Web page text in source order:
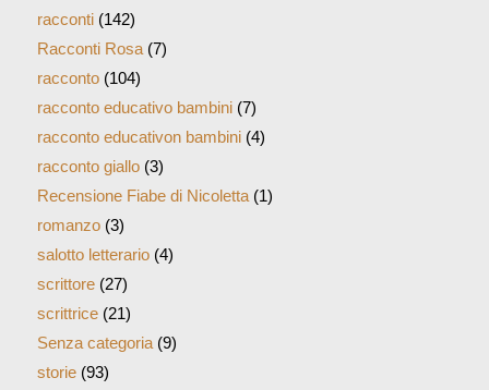
racconti(142)
Racconti Rosa(7)
racconto(104)
racconto educativo bambini(7)
racconto educativon bambini(4)
racconto giallo(3)
Recensione Fiabe di Nicoletta(1)
romanzo(3)
salotto letterario(4)
scrittore(27)
scrittrice(21)
Senza categoria(9)
storie(93)